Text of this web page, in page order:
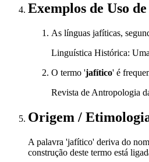
Exemplos de Uso
As línguas jafíticas,
Linguística Histórica:
O termo 'jafítico' é
Revista de Antropologia
Origem /
A palavra 'jafítico' deriva do
construção deste termo está